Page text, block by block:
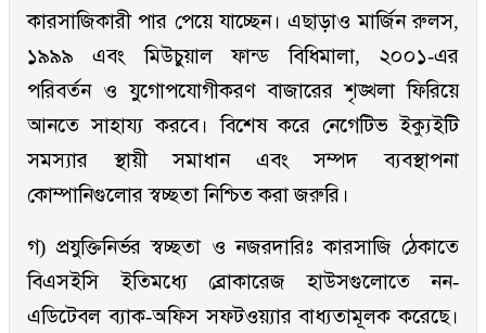
কারসাজিকারী পার পেয়ে যাচ্ছেন। এছাড়াও মার্জিন রুলস,
১৯৯৯ এবং মিউচুয়াল ফান্ড বিধিমালা, ২০০১-এর
পরিবর্তন ও যুগোপযোগীকরণ বাজারের শৃঙ্খলা ফিরিয়ে
আনতে সাহায্য করবে। বিশেষ করে নেগেটিভ ইক্যুইটি
সমস্যার স্থায়ী সমাধান এবং সম্পদ ব্যবস্থাপনা
কোম্পানিগুলোর স্বচ্ছতা নিশ্চিত করা জরুরি।
গ) প্রযুক্তিনির্ভর স্বচ্ছতা ও নজরদারিঃ কারসাজি ঠেকাতে
বিএসইসি ইতিমধ্যে ব্রোকারেজ হাউসগুলোতে নন-
এডিটেবল ব্যাক-অফিস সফটওয়্যার বাধ্যতামূলক করেছে।